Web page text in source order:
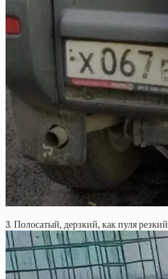
3. Полосатый, дерзкий, как пуля резкий